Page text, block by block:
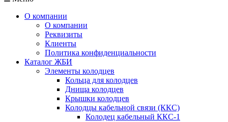
О компании
О компании
Реквизиты
Клиенты
Политика конфиденциальности
Каталог ЖБИ
Элементы колодцев
Кольца для колодцев
Днища колодцев
Крышки колодцев
Колодцы кабельной связи (ККС)
Колодец кабельный ККС-1